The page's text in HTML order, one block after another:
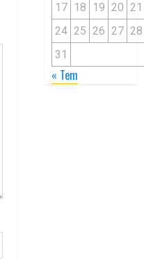
17 18 19 20 21
24 25 26 27 28
31
« Tem